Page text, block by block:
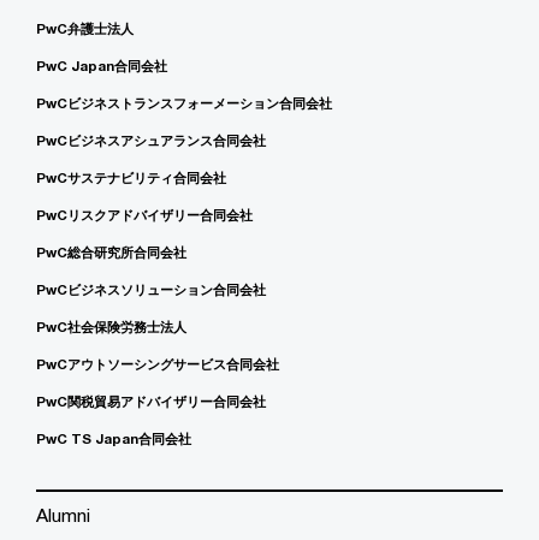
PwC弁護士法人
PwC Japan合同会社
PwCビジネストランスフォーメーション合同会社
PwCビジネスアシュアランス合同会社
PwCサステナビリティ合同会社
PwCリスクアドバイザリー合同会社
PwC総合研究所合同会社
PwCビジネスソリューション合同会社
PwC社会保険労務士法人
PwCアウトソーシングサービス合同会社
PwC関税貿易アドバイザリー合同会社
PwC TS Japan合同会社
Alumni